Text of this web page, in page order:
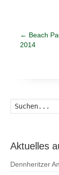
← Beach
2014
Aktuelles
Dennheritzer